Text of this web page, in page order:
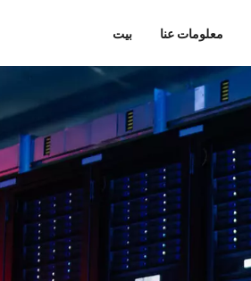
بيت معلومات عنا